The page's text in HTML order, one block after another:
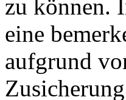
zu können.
eine
aufgrund